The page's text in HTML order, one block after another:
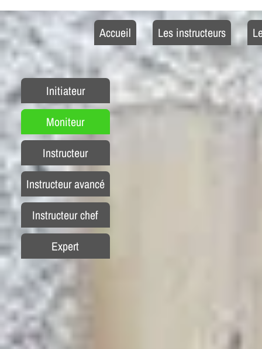
Accueil Les instructeurs
Initiateur
Moniteur
Instructeur
Instructeur avancé
Instructeur chef
Expert